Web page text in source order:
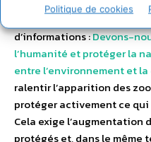
Politique de cookies
le montrent les travaux
d’informations :Devons-
l’humanité et protéger la
entre l’environnement et
ralentir l’apparition des
protéger activement ce
Cela exige l’augmentation
protégés et, dans le même